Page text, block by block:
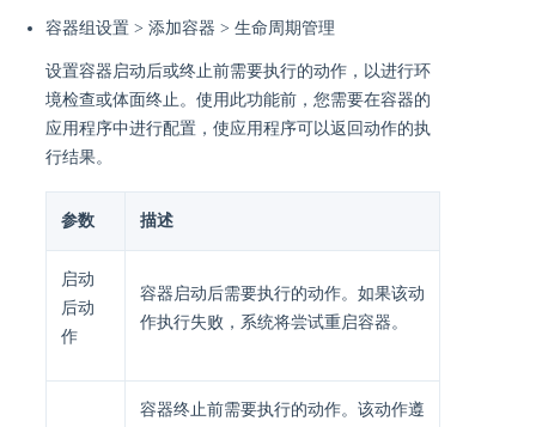
容器组设置 > 添加容器 > 生命周期管理
设置容器启动后或终止前需要执行的动作，以进行环
境检查或体面终止。使用此功能前，您需要在容器的
应用程序中进行配置，使应用程序可以返回动作的执
行结果。
参数 描述
启动
后动
作
容器启动后需要执行的动作。如果该动
作执行失败，系统将尝试重启容器。
容器终止前需要执行的动作。该动作遵